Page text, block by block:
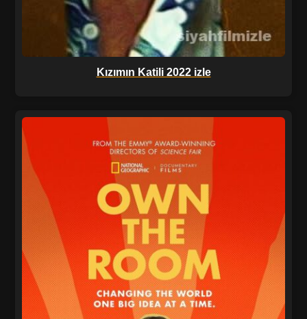
Kızımın Katili 2022 izle